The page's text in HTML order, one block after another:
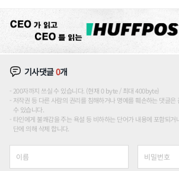
기사댓글0개
200자까지 쓰실 수 있습니다. (현재 0 byte / 최대 400byte)
저작권 등 다른 사람의 권리를 침해하거나 명예를 훼손하는 댓글은
수 있습니다.
타인에게 불쾌감을 주는 욕설 등 비하하는 단어가 내용에 포함되
단에 의해 삭제 합니다.